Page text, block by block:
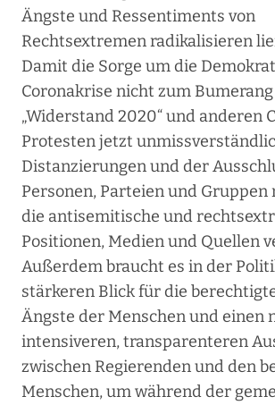
Ängste und Ressentiments von
Rechtsextremen radikalisieren
Damit die Sorge um die
Coronakrise nicht zum
„Widerstand 2020“ und anderen
Protesten jetzt
Distanzierungen und der
Personen, Parteien und Gruppen
die antisemitische und
Positionen, Medien und Quellen
Außerdem braucht es in der
stärkeren Blick für die
Ängste der Menschen und einen
intensiveren, transparenteren
zwischen Regierenden und den
Menschen, um während der